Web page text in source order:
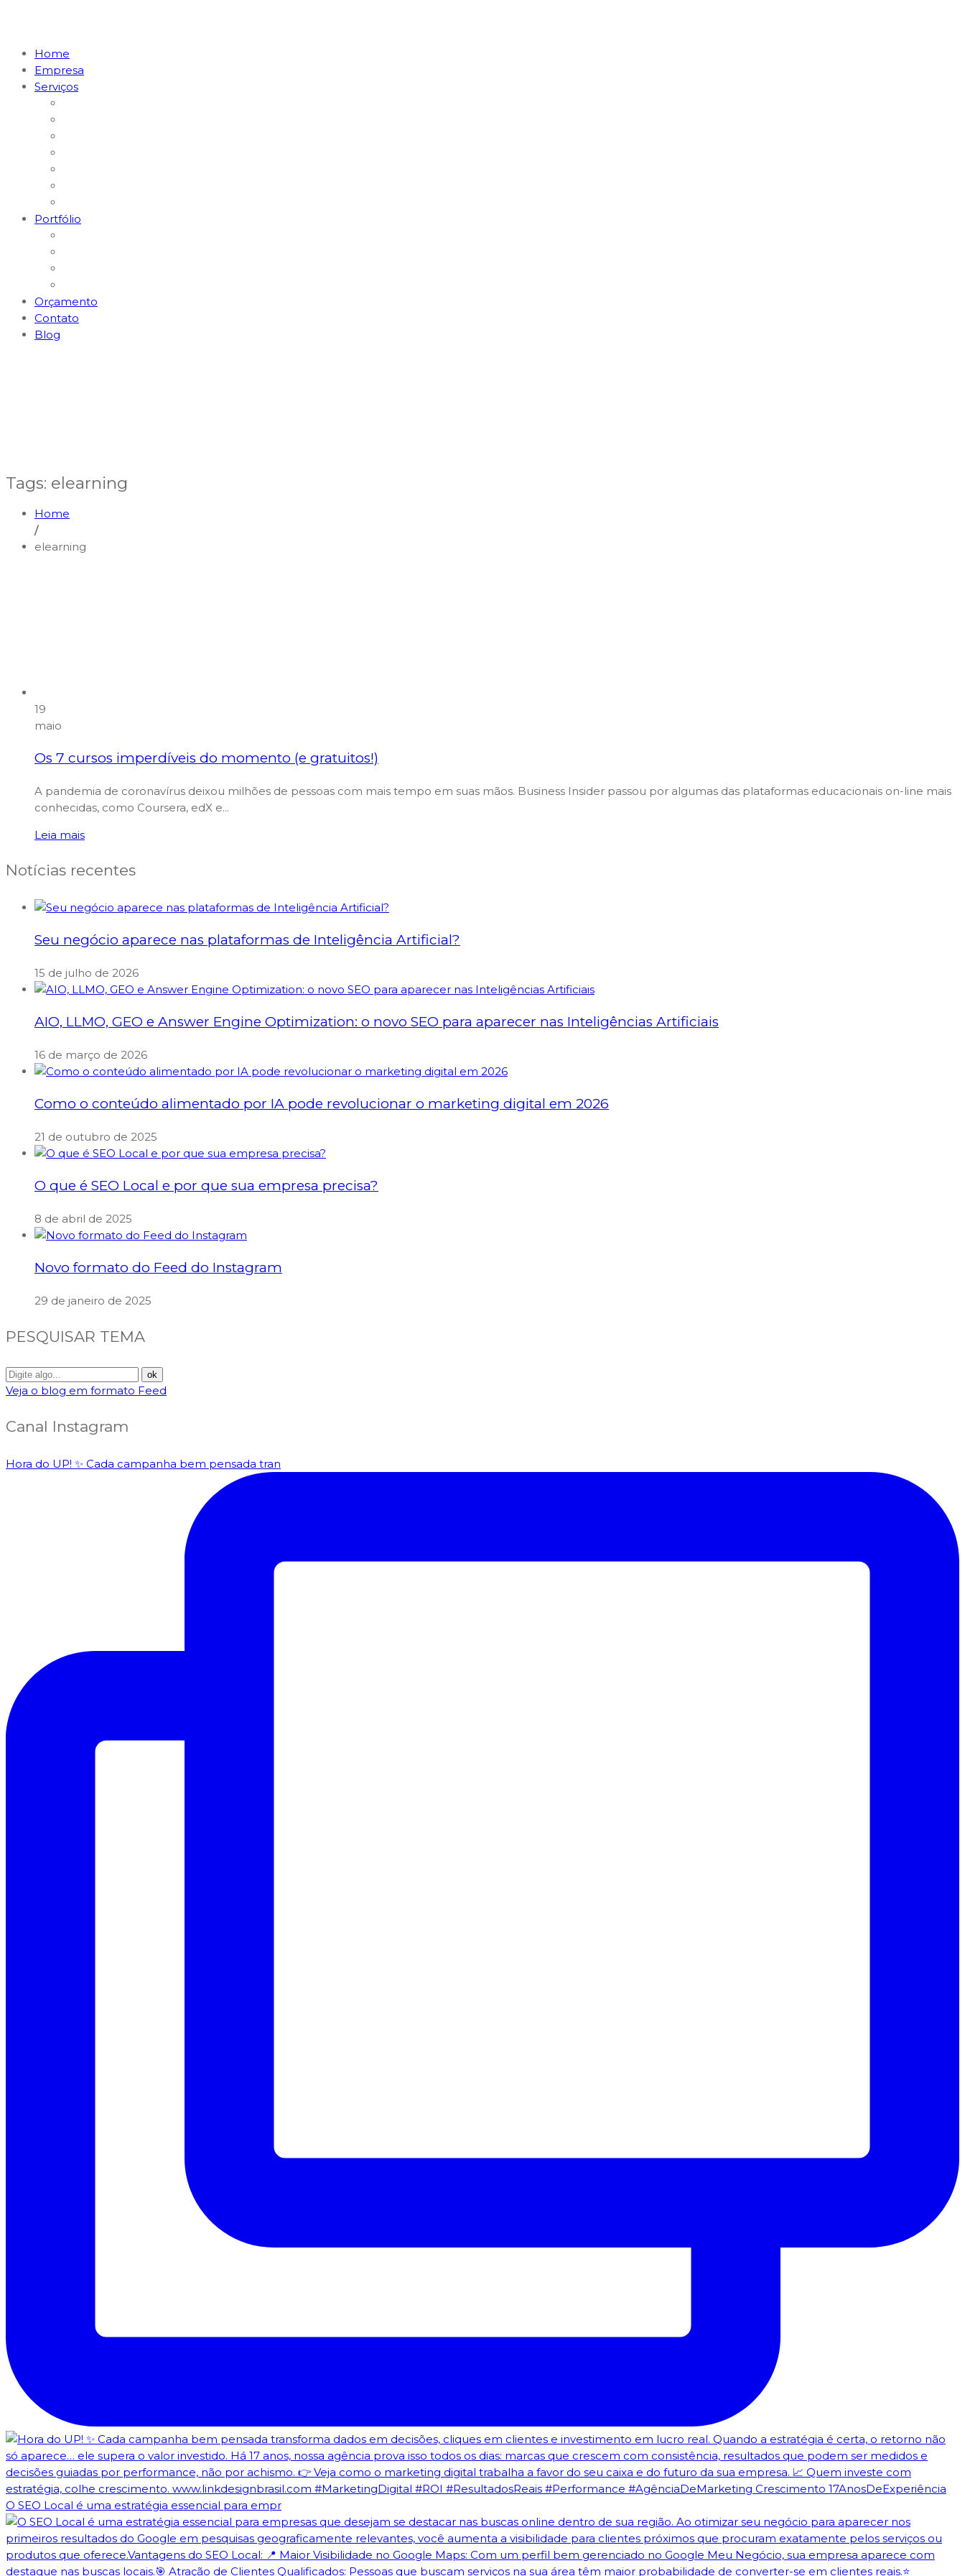
Home
Empresa
Serviços
Portfólio
Orçamento
Contato
Blog
Tags: elearning
Home
/
elearning
19
maio
Os 7 cursos imperdíveis do momento (e gratuitos!)
A pandemia de coronavírus deixou milhões de pessoas com mais tempo em suas mãos. Business Insider passou por algumas das plataformas educacionais on-line mais
conhecidas, como Coursera, edX e...
Leia mais
Notícias recentes
Seu negócio aparece nas plataformas de Inteligência Artificial?
15 de julho de 2026
AIO, LLMO, GEO e Answer Engine Optimization: o novo SEO para aparecer nas Inteligências Artificiais
16 de março de 2026
Como o conteúdo alimentado por IA pode revolucionar o marketing digital em 2026
21 de outubro de 2025
O que é SEO Local e por que sua empresa precisa?
8 de abril de 2025
Novo formato do Feed do Instagram
29 de janeiro de 2025
PESQUISAR TEMA
Veja o blog em formato Feed
Canal Instagram
Hora do UP! ✨️ Cada campanha bem pensada tran
O SEO Local é uma estratégia essencial para empr